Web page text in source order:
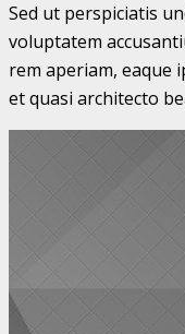
Sed ut perspiciatis
voluptatem
rem aperiam, eaque
et quasi architecto